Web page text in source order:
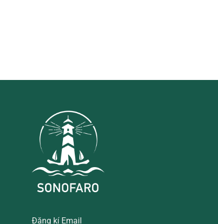
Đăng kí Email